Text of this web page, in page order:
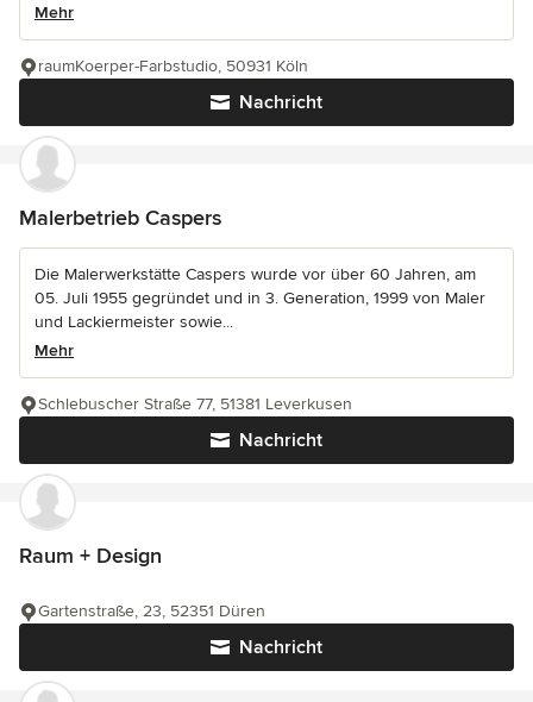
Mehr
Nachricht
raumKoerper-Farbstudio, 50931 Köln
Malerbetrieb Caspers
Die Malerwerkstätte Caspers wurde vor über 60 Jahren, am
05. Juli 1955 gegründet und in 3. Generation, 1999 von Maler
und Lackiermeister sowie...
Mehr
Nachricht
Schlebuscher Straße 77, 51381 Leverkusen
Raum + Design
Nachricht
Gartenstraße, 23, 52351 Düren